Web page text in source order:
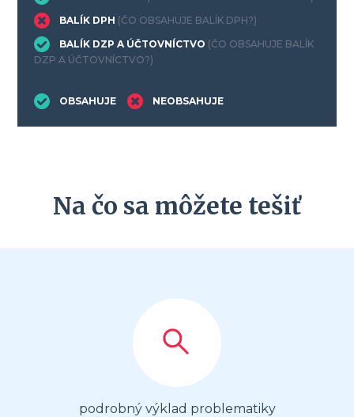
BALÍK DPH (ČO OBSAHUJE BALÍK DPH?)
BALÍK DZP A ÚČTOVNÍCTVO (ČO OBSAHUJE BALÍK
DZP A ÚČTOVNÍCTVO?)
OBSAHUJE NEOBSAHUJE
Na čo sa môžete tešiť
podrobný výklad problematiky